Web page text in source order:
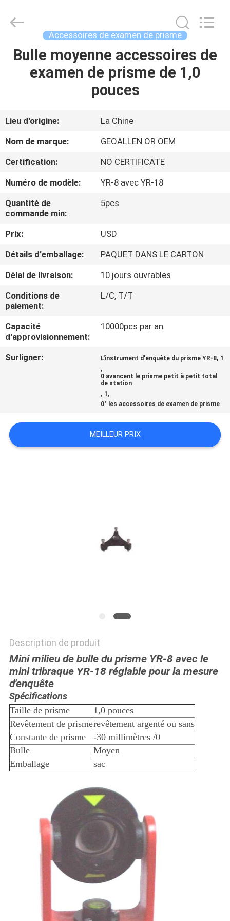
MAISON
AU
SUJET
DE
VISITE
CONTRÔLE
DE
QUALITÉ
CONTACTEZ-
NOUS
PLAN
GEO-
ALLEN
Reserved.
Accessoires de examen de prisme
Bulle moyenne accessoires de
examen de prisme de 1,0
pouces
Lieu d'origine:
La Chine
Nom de marque:
GEOALLEN OR OEM
Certification:
NO CERTIFICATE
Numéro de modèle:
YR-8 avec YR-18
Quantité de
commande min:
5pcs
Prix:
USD
Détails d'emballage:
PAQUET DANS LE CARTON
Délai de livraison:
10 jours ouvrables
Conditions de
paiement:
L/C, T/T
Capacité
d'approvisionnement:
10000pcs par an
Surligner: L'instrument d'enquête du prisme YR-8, 1
,
0 avancent le prisme petit à petit total
de station
, 1 ,
0" les accessoires de examen de prisme
MEILLEUR PRIX
Description de produit
Mini milieu de bulle du prisme YR-8 avec le
mini tribraque YR-18 réglable pour la mesure
d'enquête
Spécifications
Taille de prisme
1,0 pouces
Revêtement de prismerevêtement argenté ou sans
Constante de prisme
-30 millimètres /0
Bulle
Moyen
Emballage
sac